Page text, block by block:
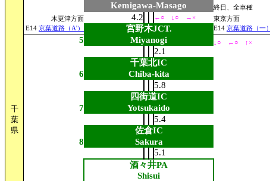
千
葉
県
Kemigawa-Masago
終日、全車種
木更津方面 4.2 ←○ ↓○ →×
東京方面
E14 京葉道路（A'） 宮野木JCT. E14 京葉道路（一）
5 Miyanogi ↓○ ←○ ↑×
2.1
千葉北IC
6
Chiba-kita
5.8
四街道IC
7
Yotsukaido
5.4
佐倉IC
8
Sakura
5.1
酒々井PA
Shisui